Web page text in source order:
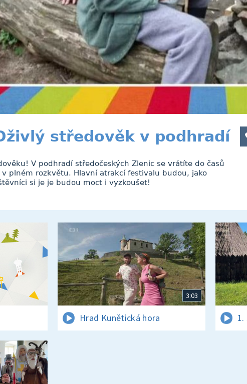
středověk v podhradí
V podhradí středočeských Zlenic se vrátíte do časů
v plném rozkvětu. Hlavní atrakcí festivalu budou, jako
si je je budou moct i vyzkoušet!
3:03
Hrad Kunětická hora 1.